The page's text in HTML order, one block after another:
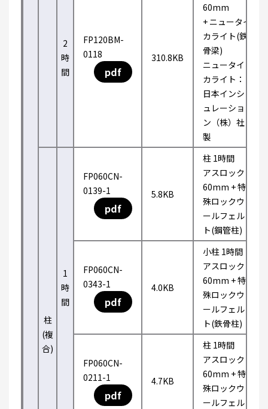
2
時
間
FP120BM-
0118
pdf
310.8KB
60mm
+ ニュータイ
カライト(鉄
骨梁)
ニュータイ
カライト：
日本インシ
ュレーショ
ン（株）社
製
柱
(複
合)
1
時
間
FP060CN-
0139-1
pdf
5.8KB
柱 1時間
アスロック
60mm + 特
殊ロックウ
ールフェル
ト(鋼管柱)
FP060CN-
0343-1
pdf
4.0KB
小柱 1時間
アスロック
60mm + 特
殊ロックウ
ールフェル
ト(鉄骨柱)
FP060CN-
0211-1
pdf
4.7KB
柱 1時間
アスロック
60mm + 特
殊ロックウ
ールフェル